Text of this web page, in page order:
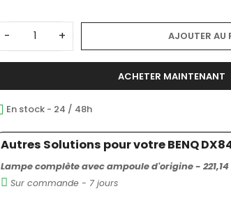
- + AJOUTER AU
ACHETER MAINTENANT
En stock - 24 / 48h
Autres Solutions pour votre BENQ
Lampe complète avec ampoule d'origine - 221,14
Sur commande - 7 jours